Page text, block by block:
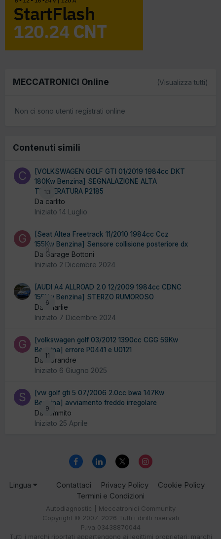
MECCATRONICI Online (Visualizza tutti)
Non ci sono utenti registrati online
Contenuti simili
13
[VOLKSWAGEN GOLF GTI 01/2019 1984cc DKT
180Kw Benzina] SEGNALAZIONE ALTA
TEMPERATURA P2185
Da carlito
Iniziato 14 Luglio
0
[Seat Altea Freetrack 11/2010 1984cc Ccz
155Kw Benzina] Sensore collisione posteriore dx
Da Garage Bottoni
Iniziato 2 Dicembre 2024
6
[AUDI A4 ALLROAD 2.0 12/2009 1984cc CDNC
155Kw Benzina] STERZO RUMOROSO
Da Charlie
Iniziato 7 Dicembre 2024
11
[volkswagen golf 03/2012 1390cc CGG 59Kw
Benzina] errore P0441 e U0121
Da Gorandre
Iniziato 6 Giugno 2025
9
[vw golf gti 5 07/2006 2.0cc bwa 147Kw
Benzina] avviamento freddo irregolare
Da sammito
Iniziato 25 Aprile
Lingua Contattaci Privacy Policy
Cookie Policy
Termini e Condizioni
Autodiagnostic | Meccatronici Community
Copyright © 2007-2026 Tutti i diritti riservati
P.iva 03438870044
Tutti i marchi riportati appartengono ai legittimi proprietari; marchi